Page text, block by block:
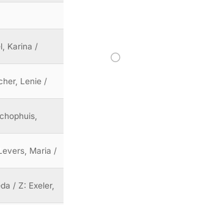
Karina /
Lenie /
Maria /
/ Z: Exeler,